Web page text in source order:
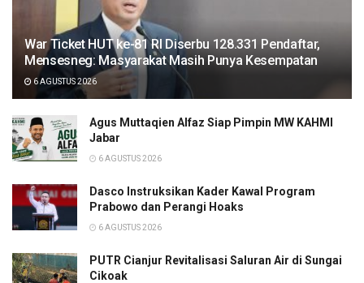
War Ticket HUT ke-81 RI Diserbu 128.331 Pendaftar,
Mensesneg: Masyarakat Masih Punya Kesempatan
6 AGUSTUS 2026
Agus Muttaqien Alfaz Siap Pimpin MW KAHMI
Jabar
6 AGUSTUS 2026
Dasco Instruksikan Kader Kawal Program
Prabowo dan Perangi Hoaks
6 AGUSTUS 2026
PUTR Cianjur Revitalisasi Saluran Air di Sungai
Cikoak